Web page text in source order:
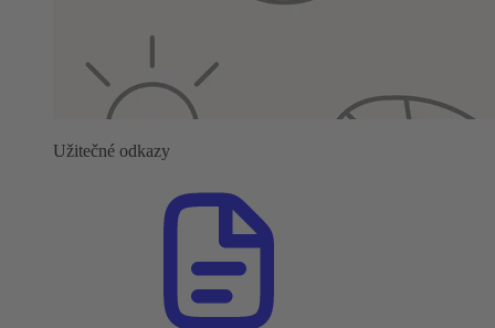
Užitečné odkazy